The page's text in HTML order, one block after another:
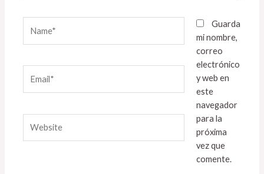
Guarda
mi nombre,
correo
electrónico
y web en
este
navegador
para la
próxima
vez que
comente.